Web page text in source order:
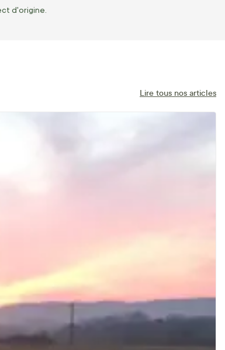
d'origine.
Lire tous nos articles